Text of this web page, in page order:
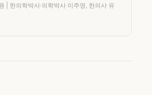
| 한의학박사·의학박사 이주영, 한의사 유